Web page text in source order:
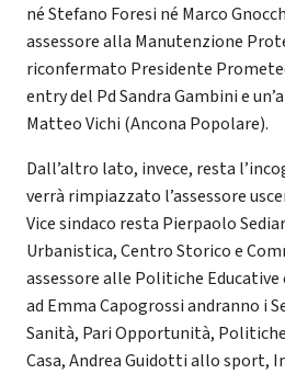
né Stefano Foresi né Marco
assessore alla Manutenzione
riconfermato Presidente
entry del Pd Sandra Gambini e
Matteo Vichi (Ancona Popolare).
Dall’altro lato, invece, resta
verrà rimpiazzato l’assessore
Vice sindaco resta Pierpaolo
Urbanistica, Centro Storico e
assessore alle Politiche
ad Emma Capogrossi andranno i
Sanità, Pari Opportunità,
Casa, Andrea Guidotti allo sport,